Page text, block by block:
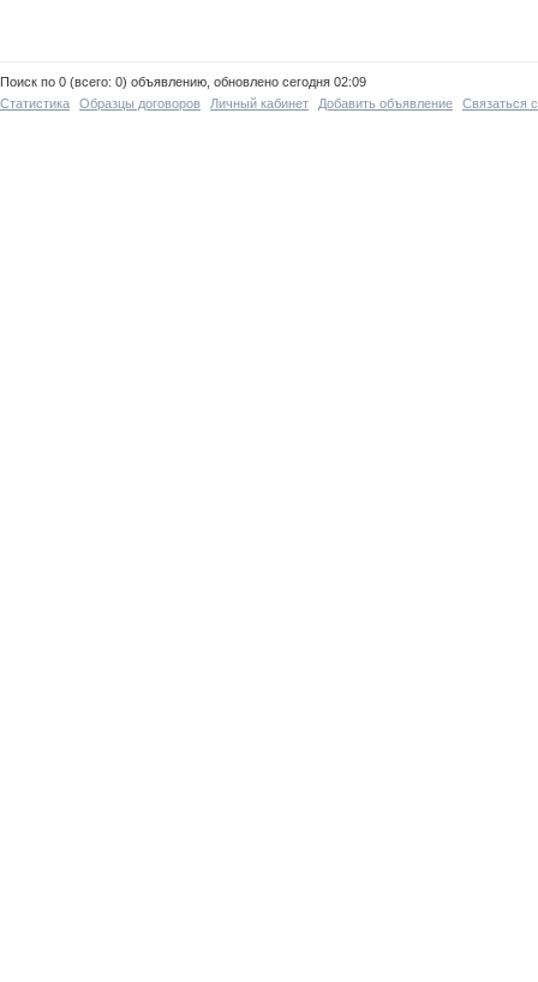
Поиск по 0 (всего: 0) объявлению, обновлено сегодня 02:09
Статистика
Образцы договоров Личный кабинет Добавить объявление Связаться